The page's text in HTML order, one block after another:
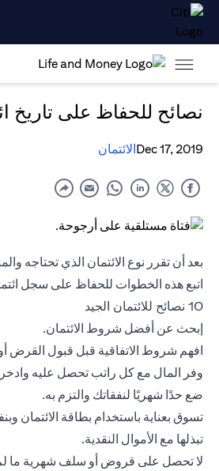
نصائح للحفاظ على تاريخ
Dec 17, 2019الائتمان
بعد أن تقرر نوع الائتمان الذي تحتاجه
اتبع هذه الخطوات للحفاظ على سجل
10 نصائح للائتمان الجيد
إبحث عن أفضل شروط الائتمان.
افهم شروط الاتفاقية قبل قبول القرض
وفر المال مع كل راتب تحصل عليه
ضع حدًا شهريًا لنفقاتك والتزم به.
تسوق بعناية باستخدام بطاقة الائتمان
تبذلها مع الأموال النقدية.
لا تحصل على قروض أو سلف شهرية ما